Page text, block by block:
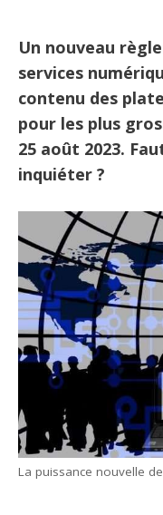
Un nouveau
services
contenu des
pour les plus
25 août 2023.
inquiéter ?
La puissance nouvelle